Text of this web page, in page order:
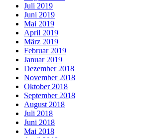
Juli 2019
Juni 2019
Mai 2019
April 2019
März 2019
Februar 2019
Januar 2019
Dezember 2018
November 2018
Oktober 2018
September 2018
August 2018
Juli 2018
Juni 2018
Mai 2018